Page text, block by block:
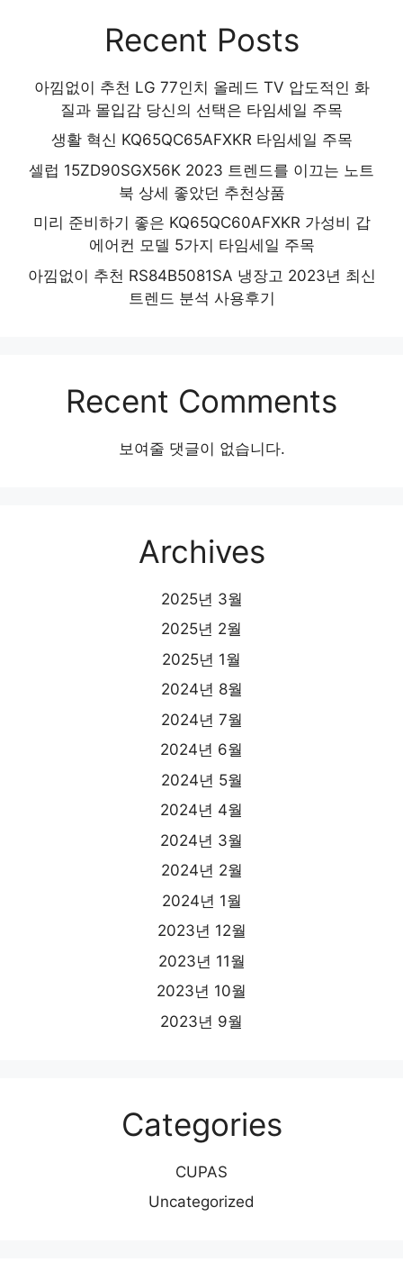
Recent Posts
아낌없이 추천 LG 77인치 올레드 TV 압도적인 화
질과 몰입감 당신의 선택은 타임세일 주목
생활 혁신 KQ65QC65AFXKR 타임세일 주목
셀럽 15ZD90SGX56K 2023 트렌드를 이끄는 노트
북 상세 좋았던 추천상품
미리 준비하기 좋은 KQ65QC60AFXKR 가성비 갑
에어컨 모델 5가지 타임세일 주목
아낌없이 추천 RS84B5081SA 냉장고 2023년 최신
트렌드 분석 사용후기
Recent Comments
보여줄 댓글이 없습니다.
Archives
2025년 3월
2025년 2월
2025년 1월
2024년 8월
2024년 7월
2024년 6월
2024년 5월
2024년 4월
2024년 3월
2024년 2월
2024년 1월
2023년 12월
2023년 11월
2023년 10월
2023년 9월
Categories
CUPAS
Uncategorized